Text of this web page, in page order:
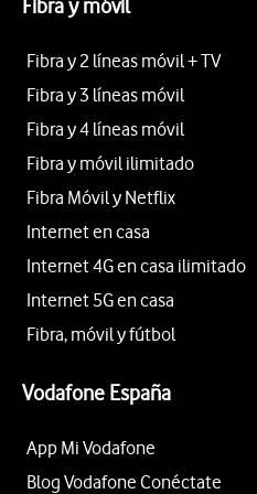
Fibra y móvil
Fibra y 2 líneas móvil + TV
Fibra y 3 líneas móvil
Fibra y 4 líneas móvil
Fibra y móvil ilimitado
Fibra Móvil y Netflix
Internet en casa
Internet 4G en casa ilimitado
Internet 5G en casa
Fibra, móvil y fútbol
Vodafone España
App Mi Vodafone
Blog Vodafone Conéctate